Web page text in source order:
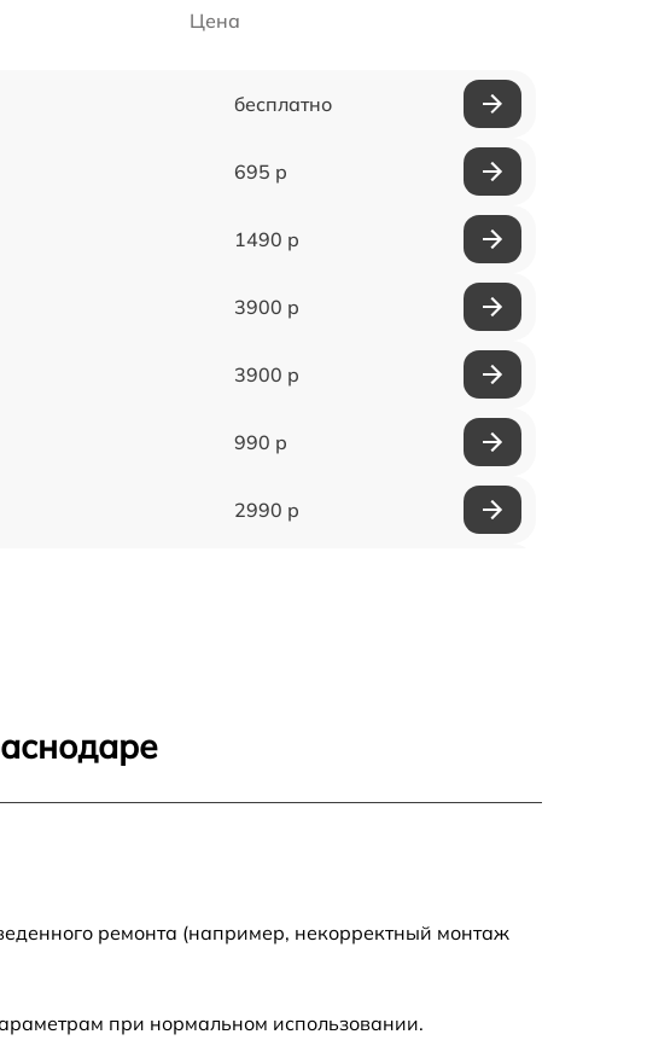
Цена
бесплатно
695 р
1490 р
3900 р
3900 р
990 р
2990 р
ремонта (например, некорректный монтаж
при нормальном использовании.